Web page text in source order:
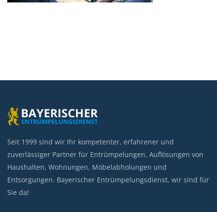
Seit 1999 sind wir Ihr kompetenter, erfahrener und
zuverlässiger Partner für Entrümpelungen, Auflösungen von
Haushalten, Wohnungen, Möbelabholungen und
Entsorgungen. Bayerischer Entrümpelungsdienst, wir sind für
Sie da!